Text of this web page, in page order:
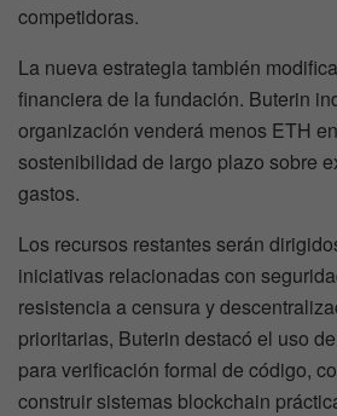
competidoras.
La nueva estrategia también
financiera de la fundación. Buterin
organización venderá menos ETH
sostenibilidad de largo plazo sobre
gastos.
Los recursos restantes serán
iniciativas relacionadas con
resistencia a censura y
prioritarias, Buterin destacó el uso
para verificación formal de código,
construir sistemas blockchain